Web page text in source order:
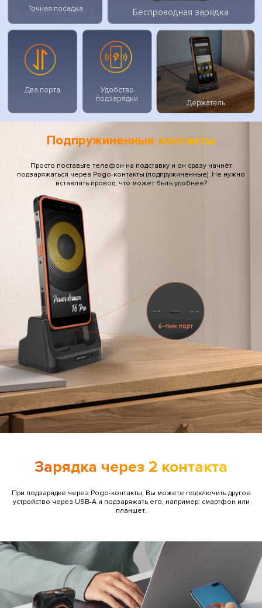
Точная посадка Беспроводная зарядка
Держатель
Два порта
Удобство
подзарядки
Подпружиненные контакты
Просто поставьте телефон на подставку и он сразу начнёт
подзаряжаться через Pogo-контакты (подпружиненные). Не нужно
вставлять провод, что может быть удобнее?
Зарядка через 2 контакта
При подзарядке через Pogo-контакты, Вы можете подключить другое
устройство через USB-A и подзаряжать его, например: смартфон или
планшет.